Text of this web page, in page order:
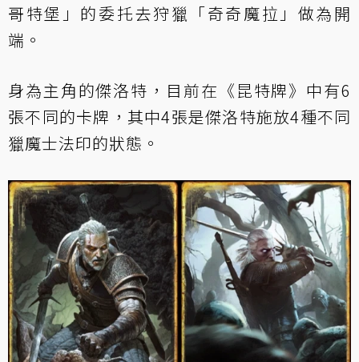
哥特堡」的委托去狩獵「奇奇魔拉」做為開
端。
身為主角的傑洛特，目前在《昆特牌》中有6
張不同的卡牌，其中4張是傑洛特施放4種不同
獵魔士法印的狀態。